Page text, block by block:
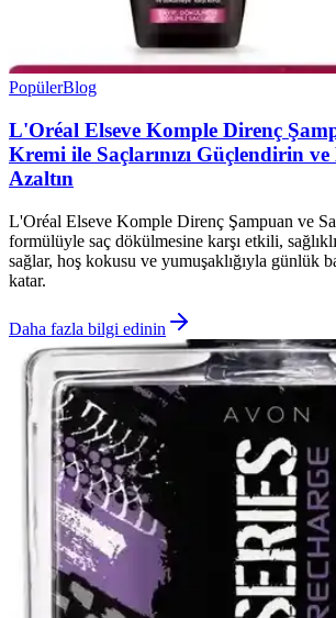
PopülerBlog
L'Oréal Elseve Komple Direnç
Kremi ile Saçlarınızı Güçlendirin
Azaltın
L'Oréal Elseve Komple Direnç Şampuan ve
formülüyle saç dökülmesine karşı etkili,
sağlar, hoş kokusu ve yumuşaklığıyla günlük
katar.
Daha fazla bilgi edinin